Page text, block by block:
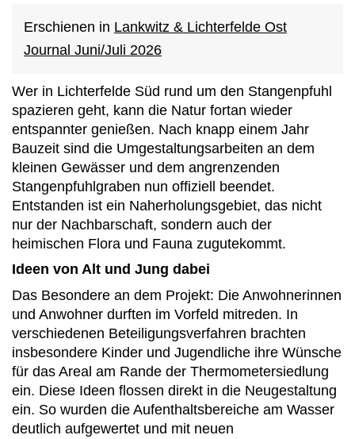
Erschienen in Lankwitz & Lichterfelde Ost
Journal Juni/Juli 2026
Wer in Lichterfelde Süd rund um den Stangenpfuhl
spazieren geht, kann die Natur fortan wieder
entspannter genießen. Nach knapp einem Jahr
Bauzeit sind die Umgestaltungsarbeiten an dem
kleinen Gewässer und dem angrenzenden
Stangenpfuhlgraben nun offiziell beendet.
Entstanden ist ein Naherholungsgebiet, das nicht
nur der Nachbarschaft, sondern auch der
heimischen Flora und Fauna zugutekommt.
Ideen von Alt und Jung dabei
Das Besondere an dem Projekt: Die Anwohnerinnen
und Anwohner durften im Vorfeld mitreden. In
verschiedenen Beteiligungsverfahren brachten
insbesondere Kinder und Jugendliche ihre Wünsche
für das Areal am Rande der Thermometersiedlung
ein. Diese Ideen flossen direkt in die Neugestaltung
ein. So wurden die Aufenthaltsbereiche am Wasser
deutlich aufgewertet und mit neuen